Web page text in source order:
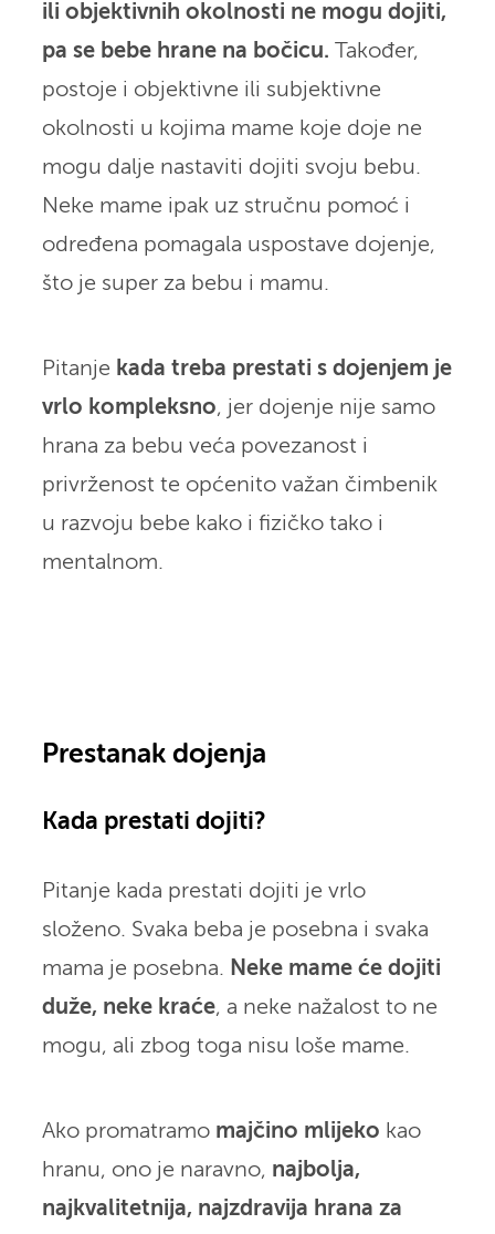
ili objektivnih okolnosti ne mogu dojiti,
pa se bebe hrane na bočicu. Također,
postoje i objektivne ili subjektivne
okolnosti u kojima mame koje doje ne
mogu dalje nastaviti dojiti svoju bebu.
Neke mame ipak uz stručnu pomoć i
određena pomagala uspostave dojenje,
što je super za bebu i mamu.
Pitanje kada treba prestati s dojenjem je
vrlo kompleksno, jer dojenje nije samo
hrana za bebu veća povezanost i
privrženost te općenito važan čimbenik
u razvoju bebe kako i fizičko tako i
mentalnom.
Prestanak dojenja
Kada prestati dojiti?
Pitanje kada prestati dojiti je vrlo
složeno. Svaka beba je posebna i svaka
mama je posebna. Neke mame će dojiti
duže, neke kraće, a neke nažalost to ne
mogu, ali zbog toga nisu loše mame.
Ako promatramo majčino mlijeko kao
hranu, ono je naravno, najbolja,
najkvalitetnija, najzdravija hrana za